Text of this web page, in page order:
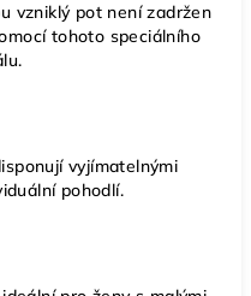
vzniklý pot není zadržen
tohoto speciálního
vyjímatelnými
pohodlí.